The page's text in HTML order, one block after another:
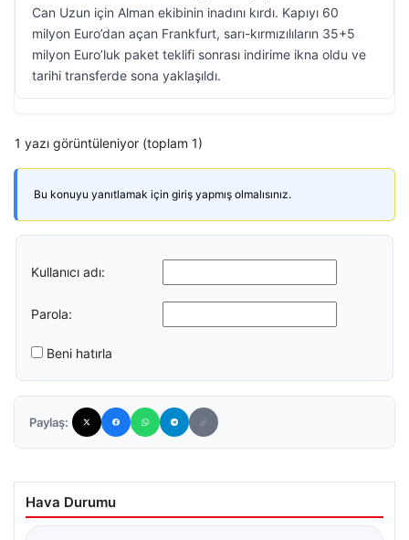
Can Uzun için Alman ekibinin inadını kırdı. Kapıyı 60
milyon Euro’dan açan Frankfurt, sarı-kırmızılıların 35+5
milyon Euro’luk paket teklifi sonrası indirime ikna oldu ve
tarihi transferde sona yaklaşıldı.
1 yazı görüntüleniyor (toplam 1)
Bu konuyu yanıtlamak için giriş yapmış olmalısınız.
Kullanıcı adı:
Parola:
Beni hatırla
Paylaş:
Hava Durumu